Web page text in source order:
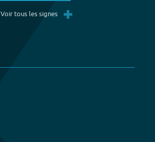
Voir tous les signes +